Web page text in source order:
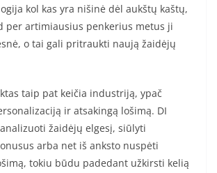
kol kas yra nišinė dėl aukštų kaštų,
per artimiausius penkerius metus ji
o tai gali pritraukti naują žaidėjų
taip pat keičia industriją, ypač
ir atsakingą lošimą. DI
žaidėjų elgesį, siūlyti
arba net iš anksto nuspėti
tokiu būdu padedant užkirsti kelią